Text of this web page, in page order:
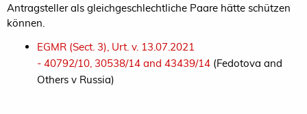
Antragsteller als gleichgeschlechtliche Paare hätte schützen
können.
EGMR (Sect. 3), Urt. v. 13.07.2021
- 40792/10, 30538/14 and 43439/14 (Fedotova and
Others v Russia)